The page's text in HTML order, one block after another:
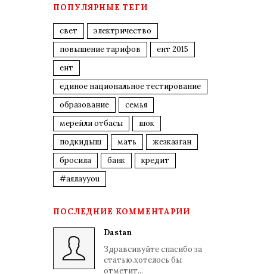
ПОПУЛЯРНЫЕ ТЕГИ
свет
электричество
повышение тарифов
ент 2015
ент
единое национальное тестирование
образование
семья
мерейли отбасы
шок
подкидыш
мать
жезказган
бросила
банк
кредит
#аялауyou
ПОСЛЕДНИЕ КОММЕНТАРИИ
Dastan
Здравсивуйте спасибо за
статью.хотелось бы
отметит...